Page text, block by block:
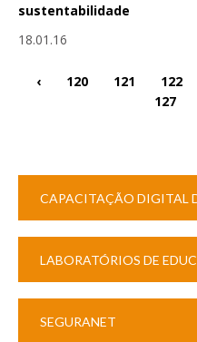
sustentabilidade
18.01.16
‹ 120 121 122
127
CAPACITAÇÃO DIGITAL
LABORATÓRIOS DE
SEGURANET